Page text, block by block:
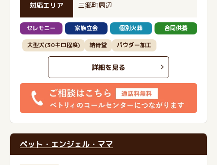
対応エリア 三郷町周辺
セレモニー 家族立会 個別火葬 合同供養
大型犬(30キロ程度) 納骨堂 パウダー加工
詳細を見る
ペット・エンジェル・ママ